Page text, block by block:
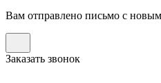
Вам отправлено письмо с
Заказать звонок